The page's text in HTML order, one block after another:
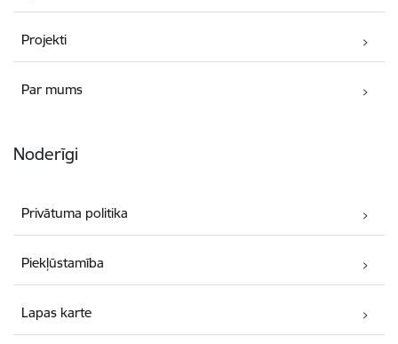
Projekti
Par mums
Noderīgi
Privātuma politika
Piekļūstamība
Lapas karte